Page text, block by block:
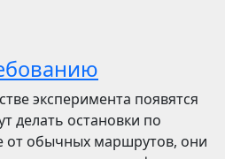
эксперимента появятся
делать остановки по
от обычных маршрутов, они